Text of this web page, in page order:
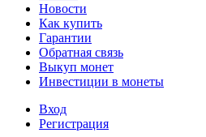
Новости
Как купить
Гарантии
Обратная связь
Выкуп монет
Инвестиции в монеты
Вход
Регистрация